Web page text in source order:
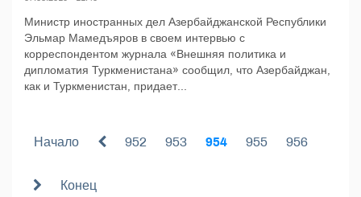
Министр иностранных дел Азербайджанской Республики
Эльмар Мамедъяров в своем интервью с
корреспондентом журнала «Внешняя политика и
дипломатия Туркменистана» сообщил, что Азербайджан,
как и Туркменистан, придает...
Начало 952 953 954 955 956
Конец